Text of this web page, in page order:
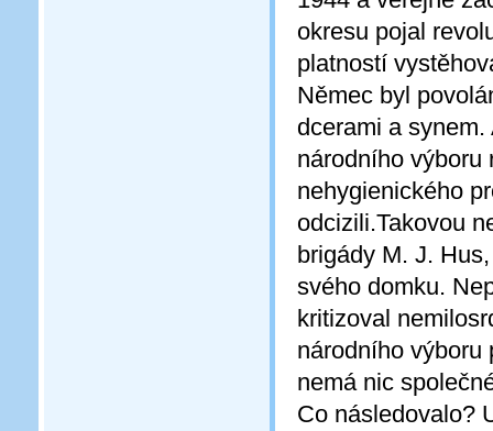
okresu pojal
platností
Němec byl
dcerami a
národního výboru
nehygienického
odcizili.Takovou
brigády M. J.
svého domku.
kritizoval
národního výboru
nemá nic
Co následovalo?